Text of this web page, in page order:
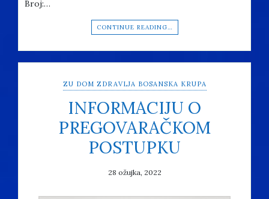
Broj:…
CONTINUE READING…
ZU DOM ZDRAVLJA BOSANSKA KRUPA
INFORMACIJU O
PREGOVARAČKOM
POSTUPKU
28 ožujka, 2022